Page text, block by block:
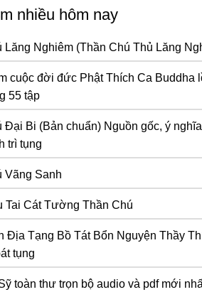
nhiều hôm nay
Lăng Nghiêm (Thần Chú Thủ Lăng
cuộc đời đức Phật Thích Ca Buddha
55 tập
Đại Bi (Bản chuẩn) Nguồn gốc, ý
trì tụng
Vãng Sanh
Tai Cát Tường Thần Chú
Địa Tạng Bồ Tát Bổn Nguyện Thầy
tụng
toàn thư trọn bộ audio và pdf mới